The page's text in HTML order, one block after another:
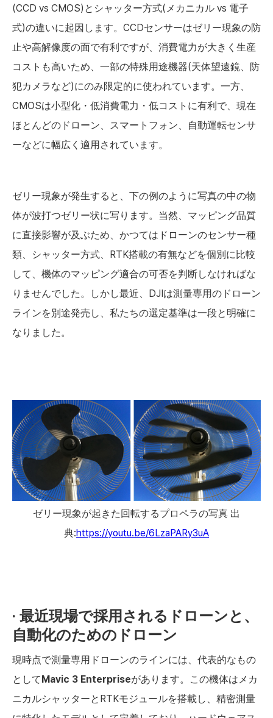
(CCD vs CMOS)とシャッター方式(メカニカル vs 電子
式)の違いに起因します。CCDセンサーはゼリー現象の防
止や高解像度の面で有利ですが、消費電力が大きく生産
コストも高いため、一部の特殊用途機器(天体望遠鏡、防
犯カメラなど)にのみ限定的に使われています。一方、
CMOSは小型化・低消費電力・低コストに有利で、現在
ほとんどのドローン、スマートフォン、自動運転センサ
ーなどに幅広く適用されています。
ゼリー現象が発生すると、下の例のように写真の中の物
体が波打つゼリー状に写ります。当然、マッピング品質
に直接影響が及ぶため、かつてはドローンのセンサー種
類、シャッター方式、RTK搭載の有無などを個別に比較
して、機体のマッピング適合の可否を判断しなければな
りませんでした。しかし最近、DJIは測量専用のドローン
ラインを別途発売し、私たちの選定基準は一段と明確に
なりました。
ゼリー現象が起きた回転するプロペラの写真 出
典:https://youtu.be/6LzaPARy3uA
· 最近現場で採用されるドローンと、
自動化のためのドローン
現時点で測量専用ドローンのラインには、代表的なもの
として Mavic 3 Enterpriseがあります。この機体はメカ
ニカルシャッターとRTKモジュールを搭載し、精密測量